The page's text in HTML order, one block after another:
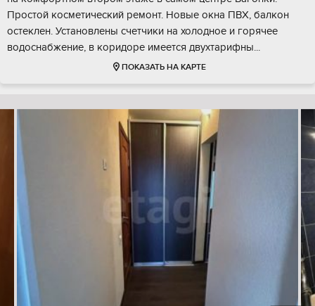
Простой косметический ремонт. Новые окна ПBX, балкон
ocтеклен. Установлены счетчики на холодное и горячее
водоснабжение, в коридоре имеется двухтарифны...
ПОКАЗАТЬ НА КАРТЕ